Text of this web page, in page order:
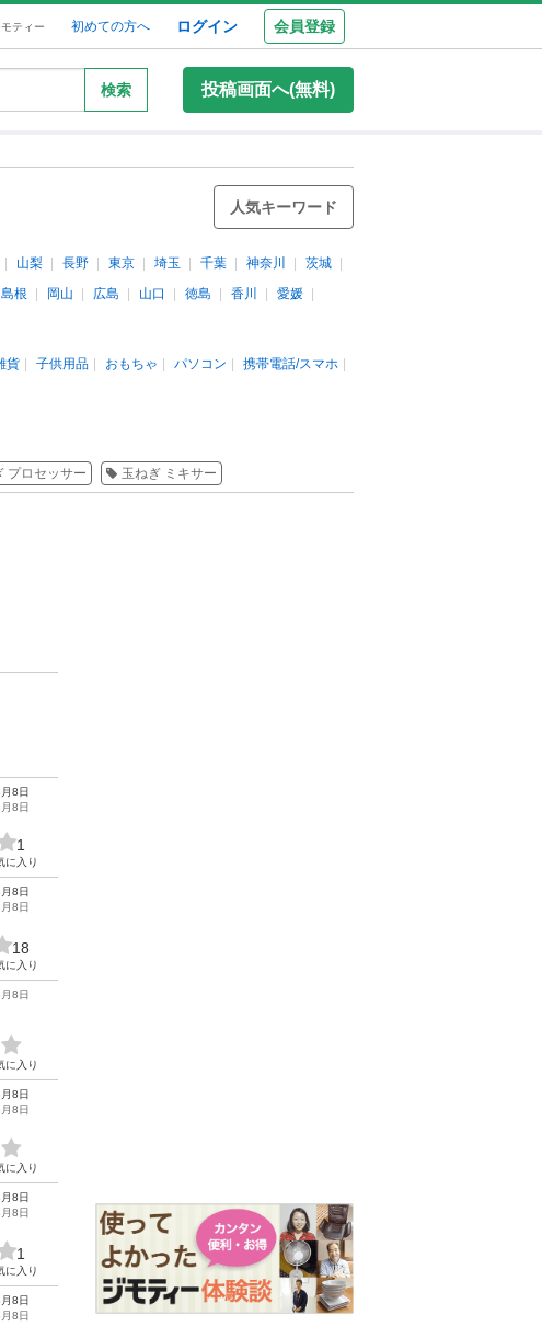
ティー 初めての方へ ログイン 会員登録
検索 投稿画面へ(無料)
人気キーワード
山梨 長野 東京 埼玉 千葉 神奈川
茨城
島根 岡山 広島 山口 徳島 香川
愛媛
貨 子供用品 おもちゃ パソコン
携帯電話/スマホ
プロセッサー 玉ねぎ ミキサー
8日
8日
1
に入り
8日
8日
18
に入り
8日
に入り
8日
8日
に入り
8日
8日
1
に入り
8日
8日